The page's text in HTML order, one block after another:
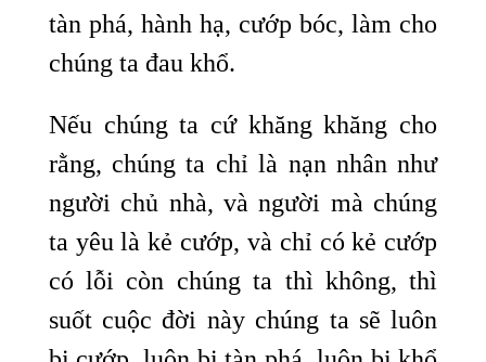
tàn phá, hành hạ, cướp bóc, làm cho
chúng ta đau khổ.
Nếu chúng ta cứ khăng khăng cho
rằng, chúng ta chỉ là nạn nhân như
người chủ nhà, và người mà chúng
ta yêu là kẻ cướp, và chỉ có kẻ cướp
có lỗi còn chúng ta thì không, thì
suốt cuộc đời này chúng ta sẽ luôn